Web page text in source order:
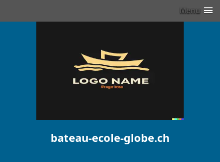
Menu
bateau-ecole-globe.ch